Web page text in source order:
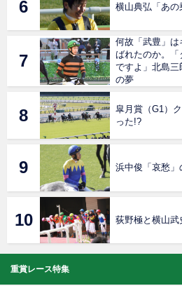
横山典弘「あの
何故「武豊」は
ばれたのか。「
ですよ」北島
の夢
皐月賞（G1）
った!?
浜中俊「哀愁」
荻野極と横山武
重賞レース特集